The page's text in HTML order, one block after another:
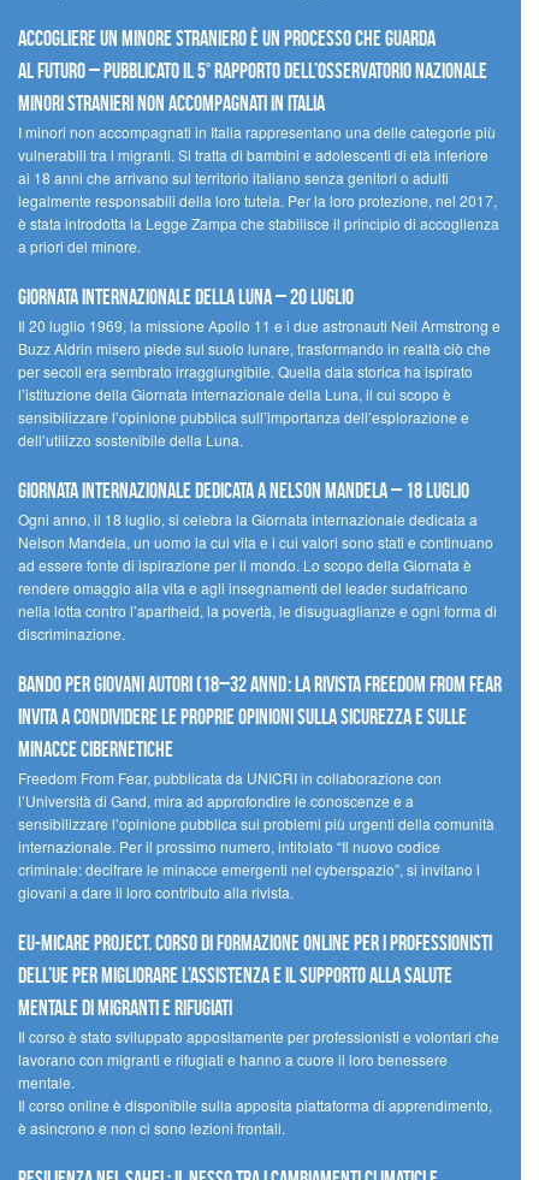
Accogliere un minore straniero è un processo che guarda
al futuro – Pubblicato il 5° rapporto dell’Osservatorio Nazionale
Minori Stranieri Non Accompagnati in Italia
I minori non accompagnati in Italia rappresentano una delle categorie più
vulnerabili tra i migranti. Si tratta di bambini e adolescenti di età inferiore
ai 18 anni che arrivano sul territorio italiano senza genitori o adulti
legalmente responsabili della loro tutela. Per la loro protezione, nel 2017,
è stata introdotta la Legge Zampa che stabilisce il principio di accoglienza
a priori del minore.
Giornata Internazionale della Luna – 20 luglio
Il 20 luglio 1969, la missione Apollo 11 e i due astronauti Neil Armstrong e
Buzz Aldrin misero piede sul suolo lunare, trasformando in realtà ciò che
per secoli era sembrato irraggiungibile. Quella data storica ha ispirato
l’istituzione della Giornata internazionale della Luna, il cui scopo è
sensibilizzare l’opinione pubblica sull’importanza dell’esplorazione e
dell’utilizzo sostenibile della Luna.
Giornata internazionale dedicata a Nelson Mandela – 18 luglio
Ogni anno, il 18 luglio, si celebra la Giornata internazionale dedicata a
Nelson Mandela, un uomo la cui vita e i cui valori sono stati e continuano
ad essere fonte di ispirazione per il mondo. Lo scopo della Giornata è
rendere omaggio alla vita e agli insegnamenti del leader sudafricano
nella lotta contro l’apartheid, la povertà, le disuguaglianze e ogni forma di
discriminazione.
Bando per giovani autori (18–32 anni): la Rivista Freedom From Fear
invita a condividere le proprie opinioni sulla sicurezza e sulle
minacce cibernetiche
Freedom From Fear, pubblicata da UNICRI in collaborazione con
l’Università di Gand, mira ad approfondire le conoscenze e a
sensibilizzare l’opinione pubblica sui problemi più urgenti della comunità
internazionale. Per il prossimo numero, intitolato “Il nuovo codice
criminale: decifrare le minacce emergenti nel cyberspazio”, si invitano i
giovani a dare il loro contributo alla rivista.
EU-MiCare Project. Corso di formazione online per i professionisti
dell’UE per migliorare l’assistenza e il supporto alla salute
mentale di migranti e rifugiati
Il corso è stato sviluppato appositamente per professionisti e volontari che
lavorano con migranti e rifugiati e hanno a cuore il loro benessere
mentale.
Il corso online è disponibile sulla apposita piattaforma di apprendimento,
è asincrono e non ci sono lezioni frontali.